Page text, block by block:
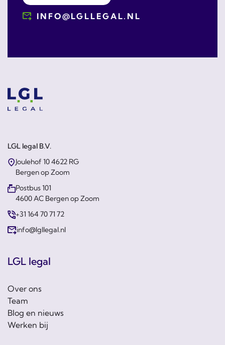
INFO@LGLLEGAL.NL
LGL legal B.V.
Joulehof 10 4622 RG
Bergen op Zoom
Postbus 101
4600 AC Bergen op Zoom
+31 164 70 71 72
info@lgllegal.nl
LGL legal
Over ons
Team
Blog en nieuws
Werken bij